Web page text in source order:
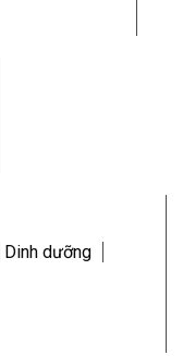
Dinh dưỡng